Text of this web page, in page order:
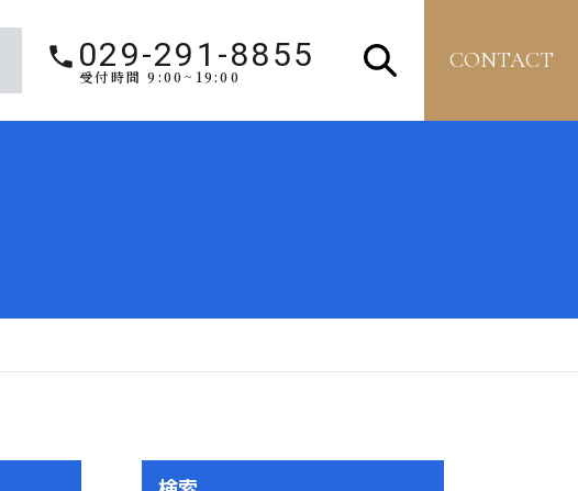
029-291-8855
受付時間 9:00~19:00
CONTACT